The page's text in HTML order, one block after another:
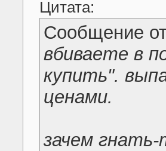
Цитата:
Сообщение
вбиваете в
купить".
ценами.
зачем